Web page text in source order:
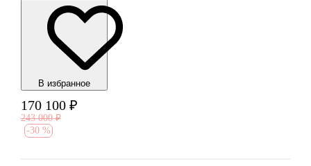
В избранноe
170 100 ₽
243 000 ₽
-30 %